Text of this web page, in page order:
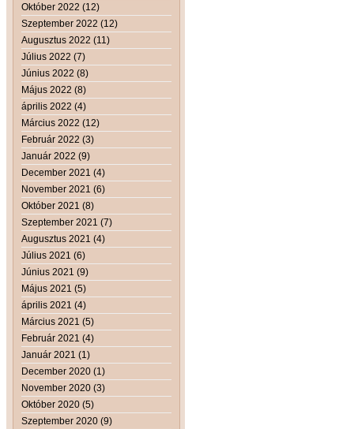
Október 2022 (12)
Szeptember 2022 (12)
Augusztus 2022 (11)
Július 2022 (7)
Június 2022 (8)
Május 2022 (8)
április 2022 (4)
Március 2022 (12)
Február 2022 (3)
Január 2022 (9)
December 2021 (4)
November 2021 (6)
Október 2021 (8)
Szeptember 2021 (7)
Augusztus 2021 (4)
Július 2021 (6)
Június 2021 (9)
Május 2021 (5)
április 2021 (4)
Március 2021 (5)
Február 2021 (4)
Január 2021 (1)
December 2020 (1)
November 2020 (3)
Október 2020 (5)
Szeptember 2020 (9)